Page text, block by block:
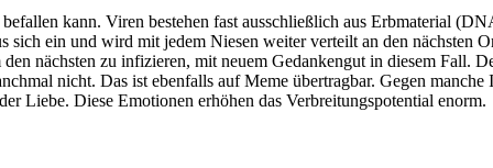
kann. Viren bestehen fast ausschließlich aus Erbmaterial
sich ein und wird mit jedem Niesen weiter verteilt an den nächsten
nächsten zu infizieren, mit neuem Gedankengut in diesem Fall.
nicht. Das ist ebenfalls auf Meme übertragbar. Gegen
Liebe. Diese Emotionen erhöhen das Verbreitungspotential enorm.